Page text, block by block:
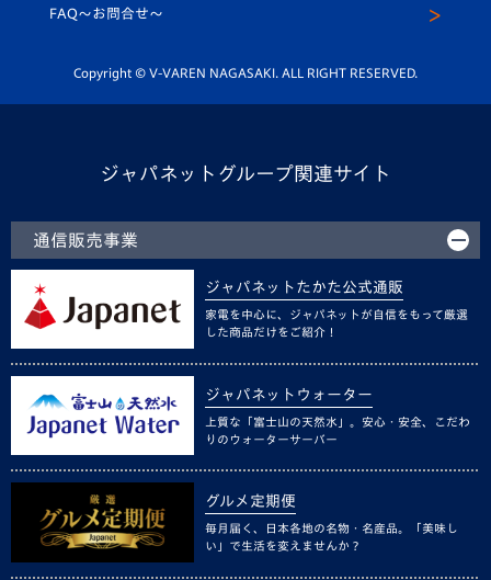
平和祈念活動
ホームタウン活動
スクール
FAQ〜お問合せ〜
Copyright © V-VAREN NAGASAKI. ALL RIGHT RESERVED.
ジャパネットグループ関連サイト
通信販売事業
ジャパネットたかた公式通販
家電を中心に、ジャパネットが自信をもって厳選
した商品だけをご紹介！
ジャパネットウォーター
上質な「富士山の天然水」。安心・安全、こだわ
りのウォーターサーバー
グルメ定期便
毎月届く、日本各地の名物・名産品。「美味し
い」で生活を変えませんか？